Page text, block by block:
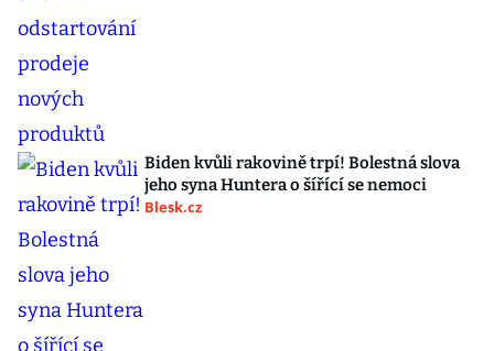
Biden kvůli rakovině trpí! Bolestná slova
jeho syna Huntera o šířící se nemoci
Blesk.cz